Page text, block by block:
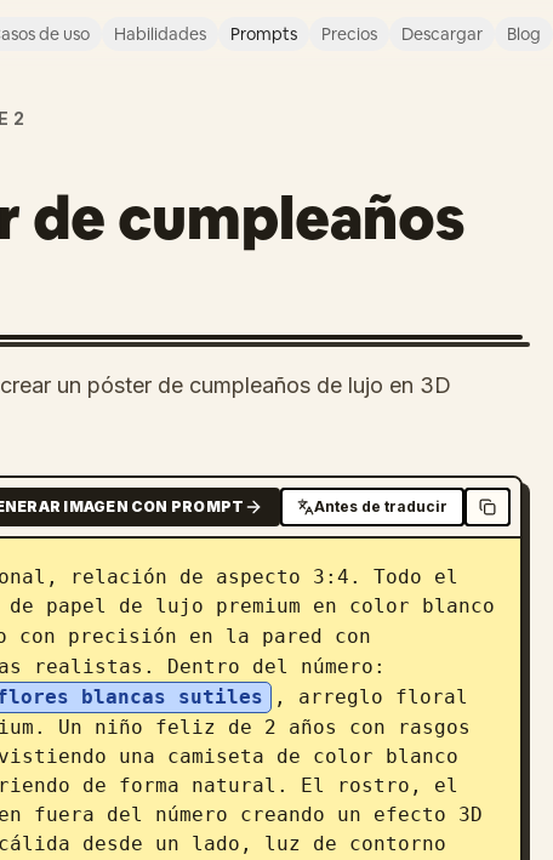
de uso Habilidades Prompts Precios Descargar Blog
2
de cumpleaños
un póster de cumpleaños de lujo en 3D
IMAGEN CON PROMPT Antes de traducir
relación de aspecto 3:4. Todo el
papel de lujo premium en color blanco
con precisión en la pared con
realistas. Dentro del número:
blancas sutiles
, arreglo floral
Un niño feliz de 2 años con rasgos
una camiseta de color blanco
de forma natural. El rostro, el
fuera del número creando un efecto 3D
desde un lado, luz de contorno